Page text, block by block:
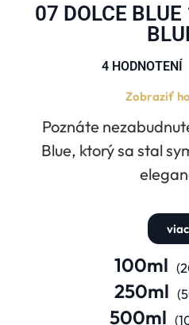
07 DOLCE
4 HODNOTENÍ
Zobraziť
Poznáte
Blue, ktorý sa stal
viac
100ml
250ml
500ml